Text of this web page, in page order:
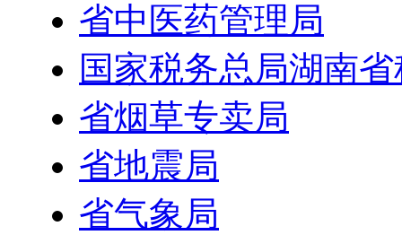
省中医药管理局
国家税务总局湖南
省烟草专卖局
省地震局
省气象局